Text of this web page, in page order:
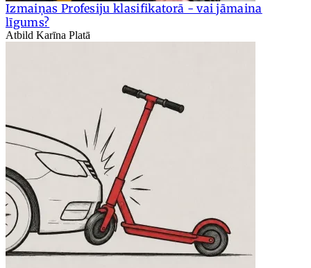
Izmaiņas Profesiju klasifikatorā - vai jāmaina
līgums?
Atbild Karīna Platā